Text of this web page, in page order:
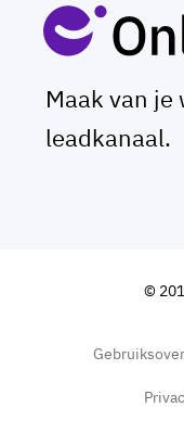
Maak van
leadkanaal.
©